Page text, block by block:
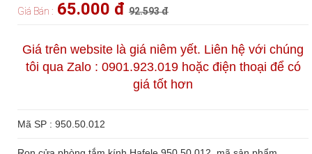
Giá Bán : 65.000 đ 92.593 đ
Giá trên website là giá niêm yết. Liên hệ với chúng
tôi qua Zalo : 0901.923.019 hoặc điện thoại để có
giá tốt hơn
Mã SP : 950.50.012